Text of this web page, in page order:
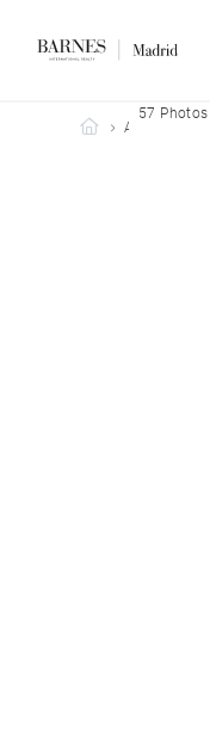
Barnes Madrid
Acheter
57 Photos